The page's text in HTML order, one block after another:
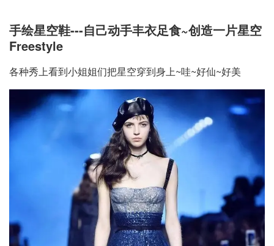
手绘星空鞋---自己动手丰衣足食~创造一片星空
Freestyle
各种秀上看到小姐姐们把星空穿到身上~哇~好仙~好美